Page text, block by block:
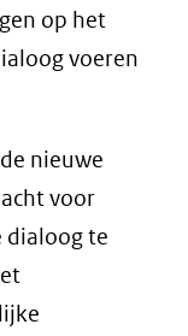
op het
voeren
nieuwe
voor
dialoog te